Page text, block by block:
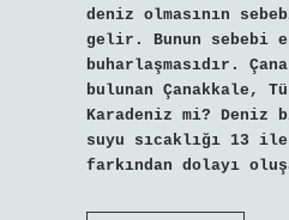
deniz olmasının
gelir. Bunun sebebi
buharlaşmasıdır.
bulunan Çanakkale,
Karadeniz mi? Deniz
suyu sıcaklığı 13 ile
farkından dolayı